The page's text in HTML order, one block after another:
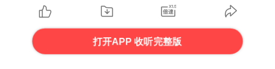
打开APP 收听完整版